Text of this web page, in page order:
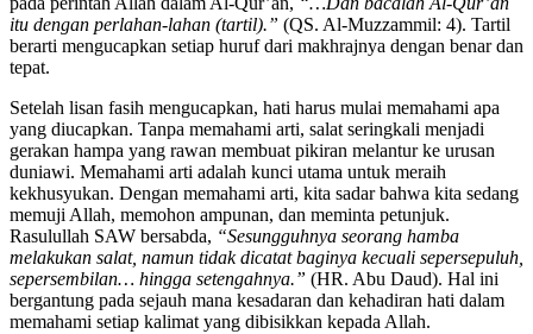
itu dengan perlahan-lahan (tartil).” (QS. Al-Muzzammil: 4). Tartil
berarti mengucapkan setiap huruf dari makhrajnya dengan benar dan
tepat.
Setelah lisan fasih mengucapkan, hati harus mulai memahami apa
yang diucapkan. Tanpa memahami arti, salat seringkali menjadi
gerakan hampa yang rawan membuat pikiran melantur ke urusan
duniawi. Memahami arti adalah kunci utama untuk meraih
kekhusyukan. Dengan memahami arti, kita sadar bahwa kita sedang
memuji Allah, memohon ampunan, dan meminta petunjuk.
Rasulullah SAW bersabda, “Sesungguhnya seorang hamba
melakukan salat, namun tidak dicatat baginya kecuali sepersepuluh,
sepersembilan… hingga setengahnya.” (HR. Abu Daud). Hal ini
bergantung pada sejauh mana kesadaran dan kehadiran hati dalam
memahami setiap kalimat yang dibisikkan kepada Allah.